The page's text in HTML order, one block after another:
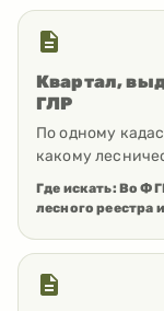
Квартал,
ГЛР
По одному
какому
Где искать: Во
лесного реестра